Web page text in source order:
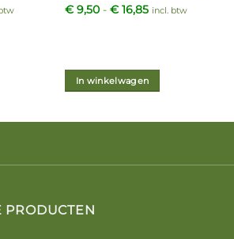
€9,50 - €16,85Prijsklasse:
incl. btw
In winkelwagen
variaties.
kan
PRODUCTEN